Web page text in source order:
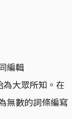
編輯
大眾所知。在
無數的詞條編寫